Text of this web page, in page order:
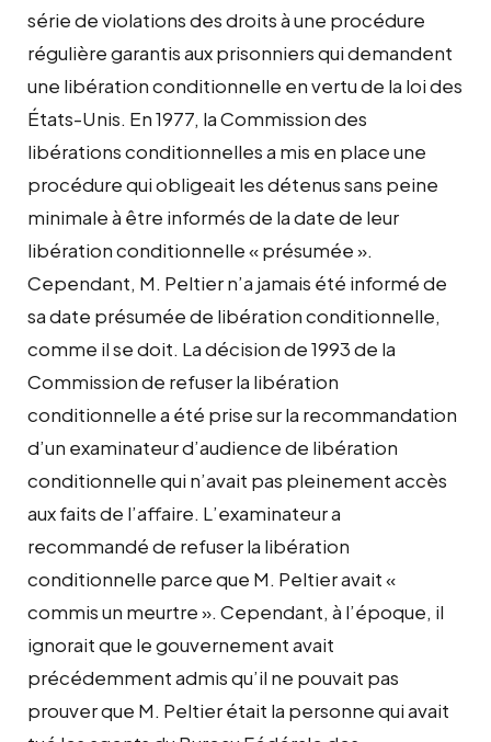
série de violations des droits à une procédure
régulière garantis aux prisonniers qui demandent
une libération conditionnelle en vertu de la loi des
États-Unis. En 1977, la Commission des
libérations conditionnelles a mis en place une
procédure qui obligeait les détenus sans peine
minimale à être informés de la date de leur
libération conditionnelle « présumée ».
Cependant, M. Peltier n’a jamais été informé de
sa date présumée de libération conditionnelle,
comme il se doit. La décision de 1993 de la
Commission de refuser la libération
conditionnelle a été prise sur la recommandation
d’un examinateur d’audience de libération
conditionnelle qui n’avait pas pleinement accès
aux faits de l’affaire. L’examinateur a
recommandé de refuser la libération
conditionnelle parce que M. Peltier avait «
commis un meurtre ». Cependant, à l’époque, il
ignorait que le gouvernement avait
précédemment admis qu’il ne pouvait pas
prouver que M. Peltier était la personne qui avait